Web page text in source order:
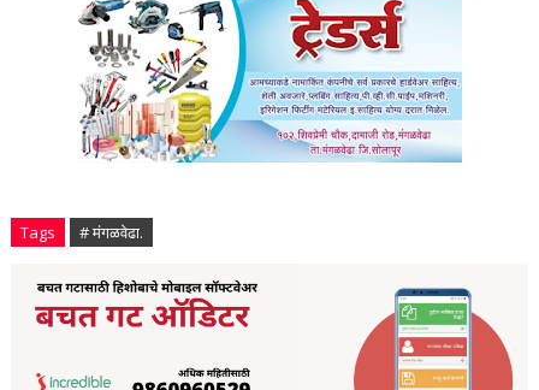
Tags # मंगळवेढा.